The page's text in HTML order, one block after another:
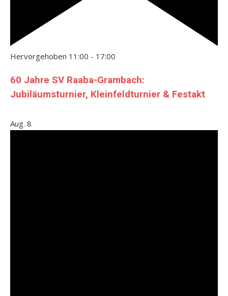
Hervorgehoben 11:00 - 17:00
60 Jahre SV Raaba-Grambach:
Jubiläumsturnier, Kleinfeldturnier & Festakt
Aug. 8